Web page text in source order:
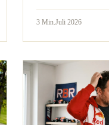
3 Min.Juli 2026